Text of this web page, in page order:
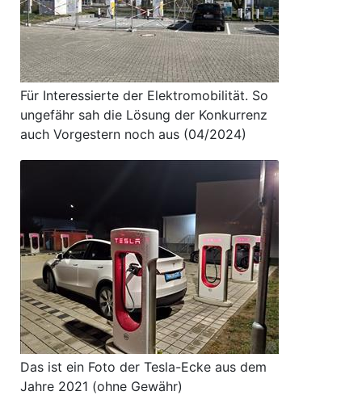
Für Interessierte der Elektromobilität. So
ungefähr sah die Lösung der Konkurrenz
auch Vorgestern noch aus (04/2024)
Das ist ein Foto der Tesla-Ecke aus dem
Jahre 2021 (ohne Gewähr)